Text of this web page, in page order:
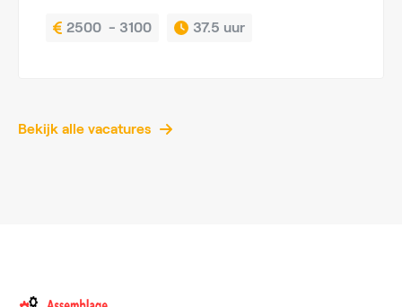
2500  - 3100 37.5 uur
Bekijk alle vacatures